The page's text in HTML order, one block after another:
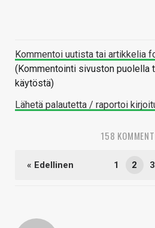
Kommentoi uutista tai artikkelia
(Kommentointi sivuston
käytöstä)
Lähetä palautetta / raportoi
158
« Edellinen 1 2 3